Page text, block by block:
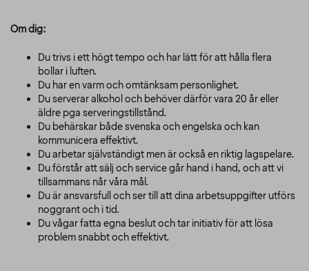
Om dig:
Du trivs i ett högt tempo och har lätt för att hålla flera
bollar i luften.
Du har en varm och omtänksam personlighet.
Du serverar alkohol och behöver därför vara 20 år eller
äldre pga serveringstillstånd.
Du behärskar både svenska och engelska och kan
kommunicera effektivt.
Du arbetar självständigt men är också en riktig lagspelare.
Du förstår att sälj och service går hand i hand, och att vi
tillsammans når våra mål.
Du är ansvarsfull och ser till att dina arbetsuppgifter utförs
noggrant och i tid.
Du vågar fatta egna beslut och tar initiativ för att lösa
problem snabbt och effektivt.